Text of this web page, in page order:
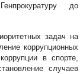
до
задач на
коррупционных
в спорте,
случаев